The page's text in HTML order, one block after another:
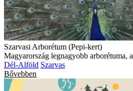
Szarvasi Arborétum (Pepi-kert)
Magyarország legnagyobb arborétuma,
Dél-Alföld Szarvas
Bővebben